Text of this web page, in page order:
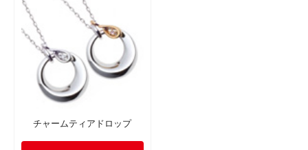
チャームティアドロップ